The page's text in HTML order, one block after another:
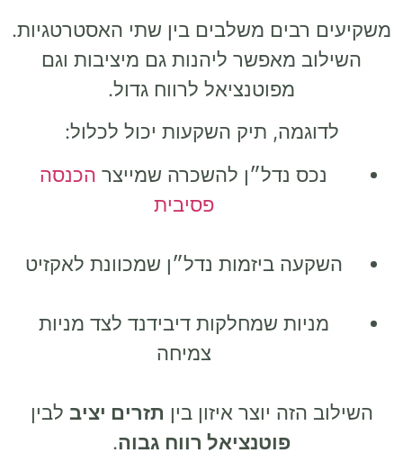
משקיעים רבים משלבים בין שתי האסטרטגיות.
השילוב מאפשר ליהנות גם מיציבות וגם
מפוטנציאל לרווח גדול.
לדוגמה, תיק השקעות יכול לכלול:
נכס נדל״ן להשכרה שמייצר הכנסה
פסיבית
השקעה ביזמות נדל״ן שמכוונת לאקזיט
מניות שמחלקות דיבידנד לצד מניות
צמיחה
השילוב הזה יוצר איזון בין תזרים יציב לבין
פוטנציאל רווח גבוה.